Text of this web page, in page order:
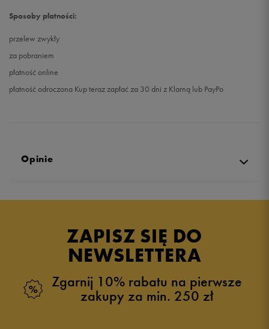
Sposoby płatności:
przelew zwykły
za pobraniem
płatność online
płatność odroczona Kup teraz zapłać za 30 dni z Klarną lub PayPo
Opinie
ZAPISZ SIĘ DO
NEWSLETTERA
Zgarnij 10% rabatu na pierwsze
zakupy za min. 250 zł